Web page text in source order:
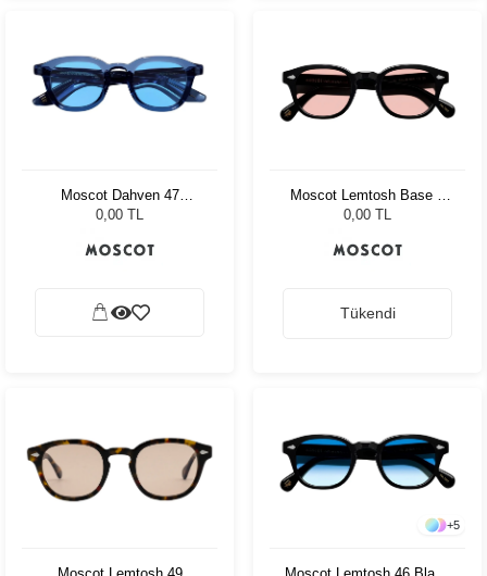
Moscot Dahven 47
Sapphire Celebrity Blue
0,00 TL
Moscot Lemtosh Base 2
Sun 49 Black Ny Rose
0,00 TL
Tükendi
+5